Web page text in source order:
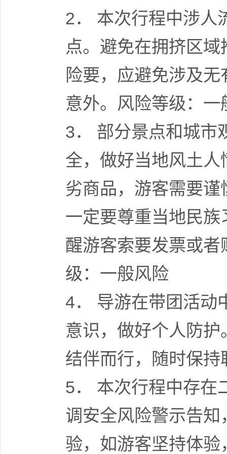
2． 本次行程中涉人
点。避免在拥挤区
险要，应避免涉及
意外。风险等级：一
3． 部分景点和城市
全，做好当地风土
劣商品，游客需要
一定要尊重当地民
醒游客索要发票或
级：一般风险
4． 导游在带团活动
意识，做好个人防
结伴而行，随时保
5． 本次行程中存在
调安全风险警示告
验，如游客坚持体